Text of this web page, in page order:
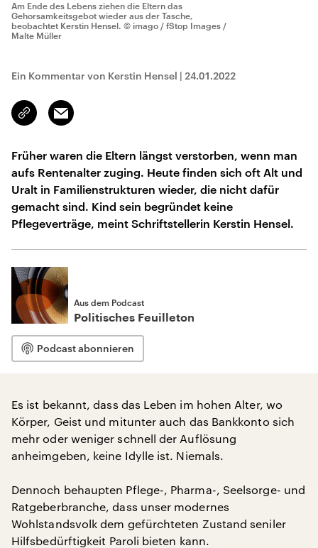
Am Ende des Lebens ziehen die Eltern das
Gehorsamkeitsgebot wieder aus der Tasche,
beobachtet Kerstin Hensel. © imago / fStop Images /
Malte Müller
Ein Kommentar von Kerstin Hensel | 24.01.2022
Link
kopieren/teilen
Email
Früher waren die Eltern längst verstorben, wenn man
aufs Rentenalter zuging. Heute finden sich oft Alt und
Uralt in Familienstrukturen wieder, die nicht dafür
gemacht sind. Kind sein begründet keine
Pflegeverträge, meint Schriftstellerin Kerstin Hensel.
Aus dem Podcast
Politisches Feuilleton
Podcast abonnieren
Es ist bekannt, dass das Leben im hohen Alter, wo
Körper, Geist und mitunter auch das Bankkonto sich
mehr oder weniger schnell der Auflösung
anheimgeben, keine Idylle ist. Niemals.
Dennoch behaupten Pflege-, Pharma-, Seelsorge- und
Ratgeberbranche, dass unser modernes
Wohlstandsvolk dem gefürchteten Zustand seniler
Hilfsbedürftigkeit Paroli bieten kann.